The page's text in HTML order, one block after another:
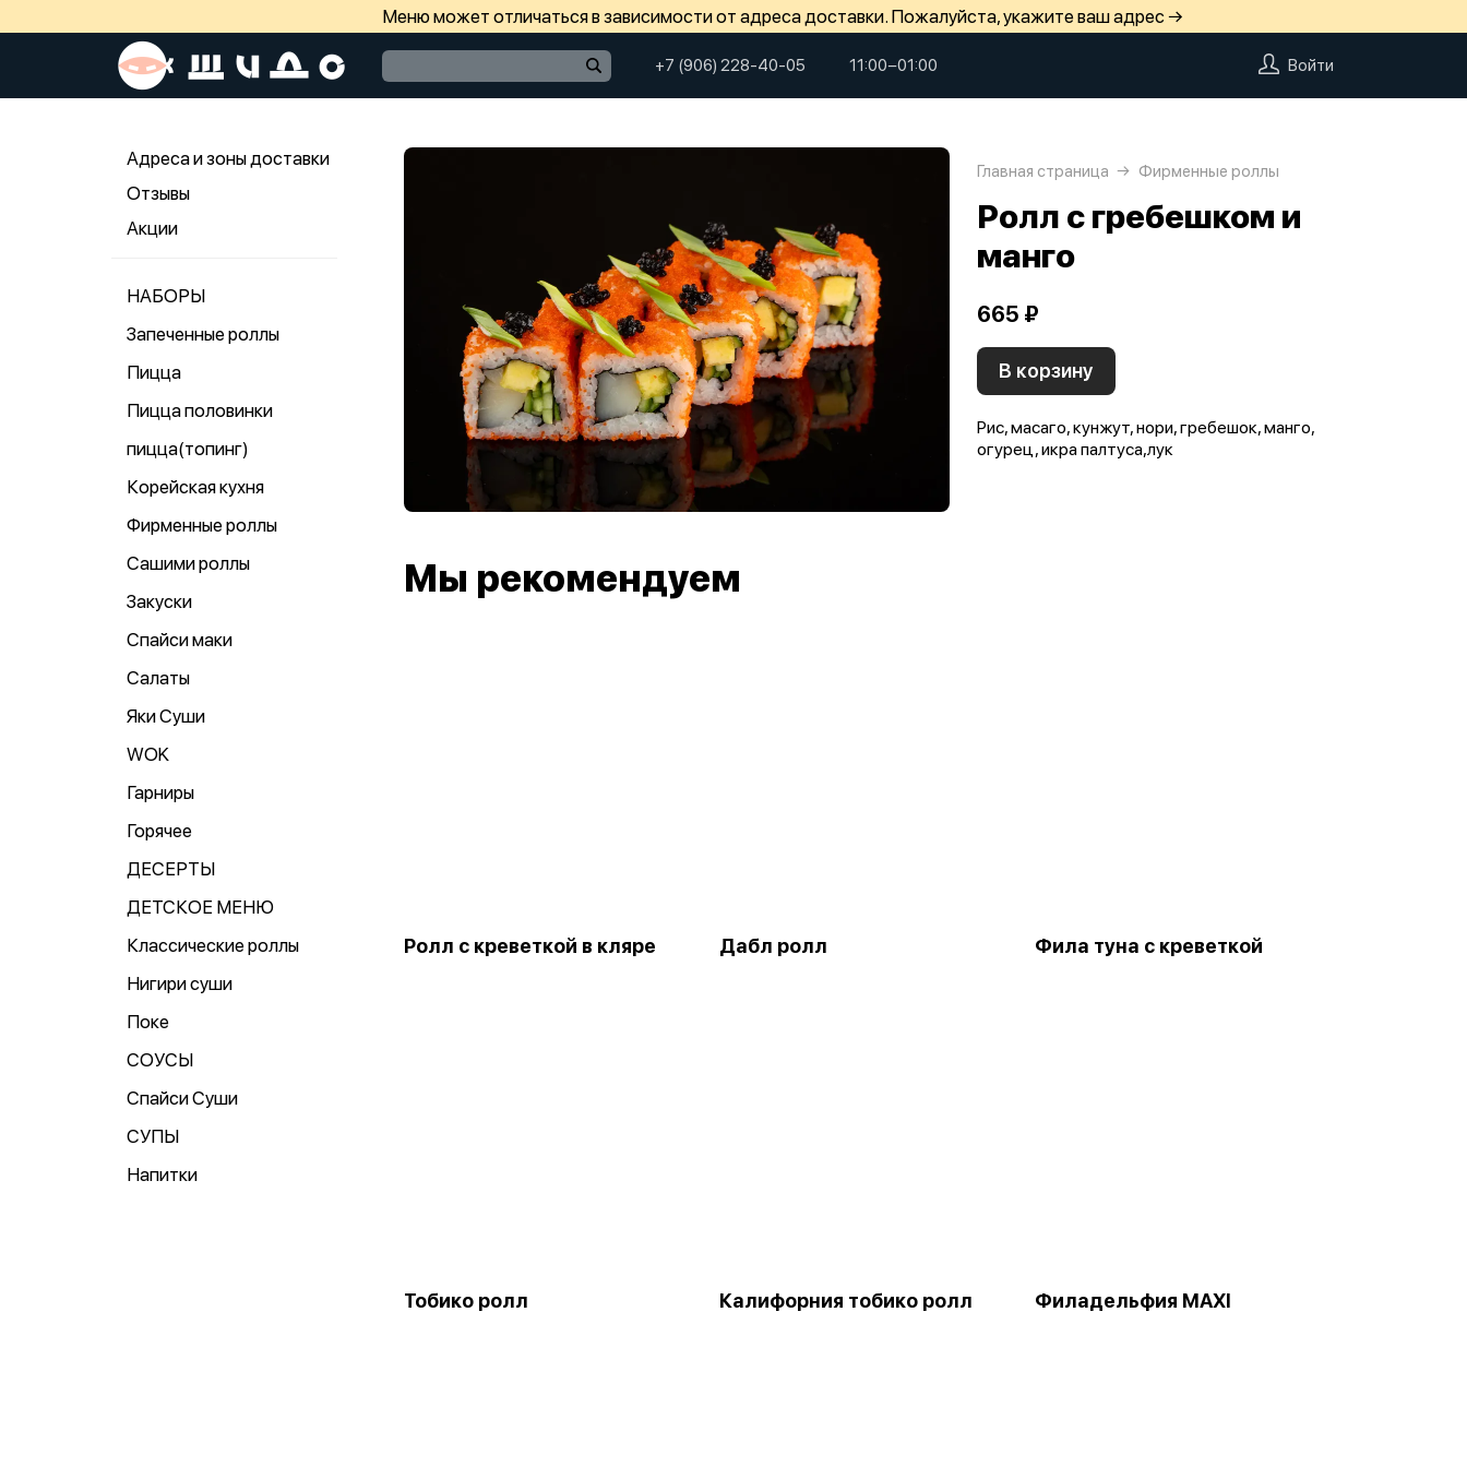
Меню может отличаться в зависимости от адреса доставки. Пожалуйста, укажите ваш адрес →
+7 (906) 228-40-05 11:00−01:00 Войти
Адреса и зоны доставки
Отзывы
Акции
НАБОРЫ
Запеченные роллы
Пицца
Пицца половинки
пицца(топинг)
Корейская кухня
Фирменные роллы
Сашими роллы
Закуски
Спайси маки
Салаты
Яки Суши
WOK
Гарниры
Горячее
ДЕСЕРТЫ
ДЕТСКОЕ МЕНЮ
Классические роллы
Нигири суши
Поке
СОУСЫ
Спайси Суши
СУПЫ
Напитки
Главная страница Фирменные роллы
Ролл с гребешком и
манго
665 ₽
В корзину
Рис, масаго, кунжут, нори, гребешок, манго,
огурец, икра палтуса,лук
Мы рекомендуем
Ролл с креветкой в кляре Дабл ролл Фила туна с креветкой
Тобико ролл Калифорния тобико ролл Филадельфия MAXI